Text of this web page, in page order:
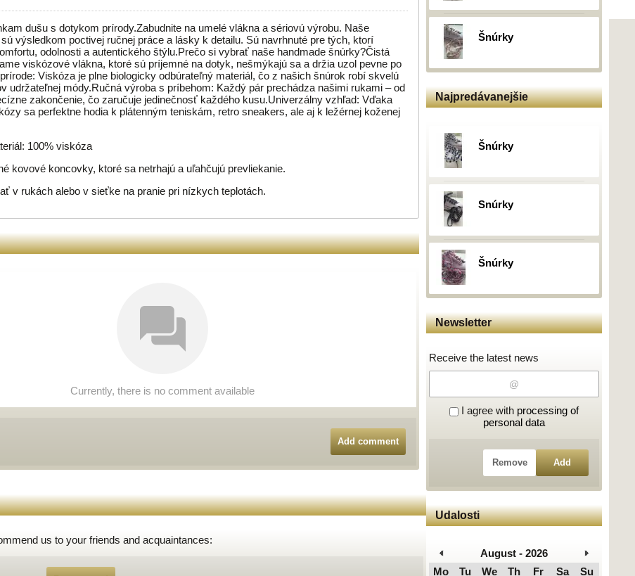
Šnúrky
Najpredávanejšie
Šnúrky
Snúrky
Šnúrky
Newsletter
Receive the latest news
I agree with processing of
personal data
Remove Add
Udalosti
August - 2026
Mo
Tu We Th Fr Sa
Su
dušu s dotykom prírody.Zabudnite na umelé vlákna a sériovú výrobu. Naše
výsledkom poctivej ručnej práce a lásky k detailu. Sú navrhnuté pre tých, ktorí
odolnosti a autentického štýlu.Prečo si vybrať naše handmade šnúrky?Čistá
viskózové vlákna, ktoré sú príjemné na dotyk, nešmýkajú sa a držia uzol pevne po
Viskóza je plne biologicky odbúrateľný materiál, čo z našich šnúrok robí skvelú
udržateľnej módy.Ručná výroba s príbehom: Každý pár prechádza našimi rukami – od
zakončenie, čo zaručuje jedinečnosť každého kusu.Univerzálny vzhľad: Vďaka
sa perfektne hodia k plátenným teniskám, retro sneakers, ale aj k ležérnej koženej
100% viskóza
kovové koncovky, ktoré sa netrhajú a uľahčujú prevliekanie.
v rukách alebo v sieťke na pranie pri nízkych teplotách.
Currently, there is no comment available
Add comment
us to your friends and acquaintances: